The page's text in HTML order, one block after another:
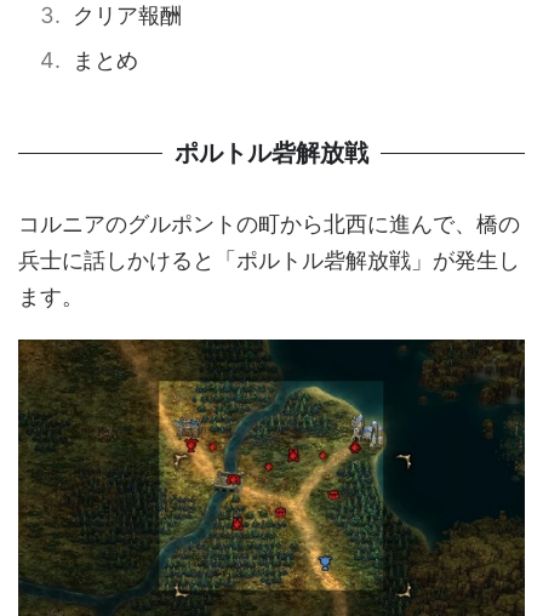
クリア報酬
まとめ
ポルトル砦解放戦
コルニアのグルポントの町から北西に進んで、橋の
兵士に話しかけると「ポルトル砦解放戦」が発生し
ます。